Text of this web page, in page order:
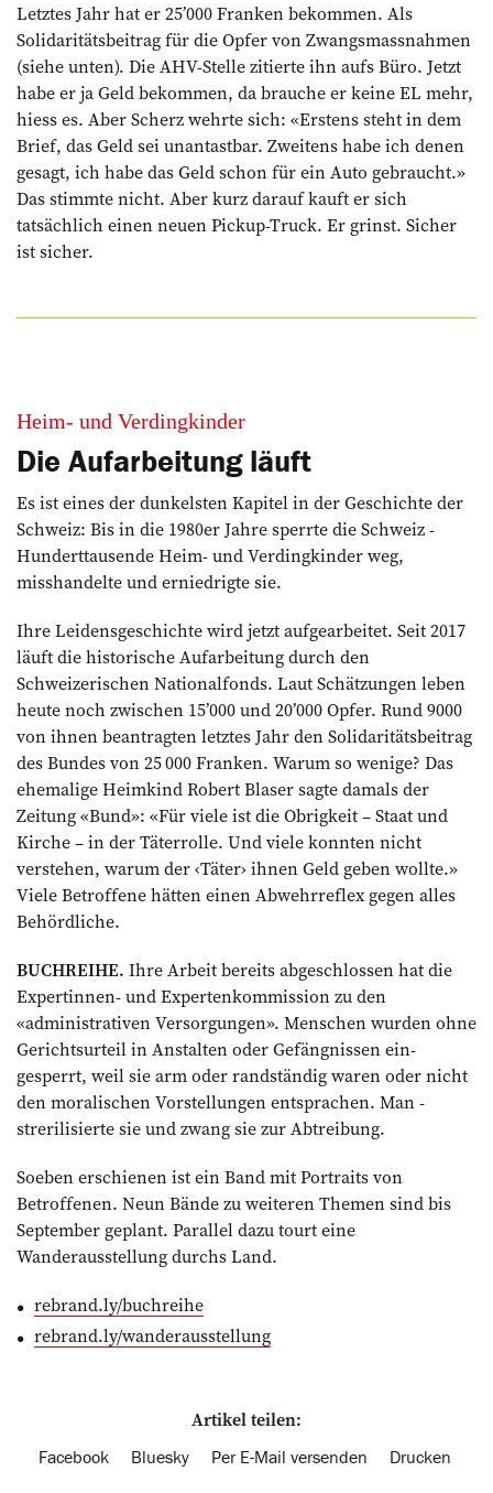
Letztes Jahr hat er 25’000 Franken bekommen. Als
Solidaritätsbeitrag für die Opfer von Zwangsmassnahmen
(siehe unten). Die AHV-Stelle zitierte ihn aufs Büro. Jetzt
habe er ja Geld bekommen, da brauche er keine EL mehr,
hiess es. Aber Scherz wehrte sich: «Erstens steht in dem
Brief, das Geld sei unantastbar. Zweitens habe ich denen
gesagt, ich habe das Geld schon für ein Auto gebraucht.»
Das stimmte nicht. Aber kurz darauf kauft er sich
tatsächlich einen neuen Pickup-Truck. Er grinst. Sicher
ist sicher.
Heim- und Verdingkinder
Die Aufarbeitung läuft
Es ist eines der dunkelsten Kapitel in der Geschichte der
Schweiz: Bis in die 1980er Jahre ­sperrte die Schweiz ­
Hunderttausende Heim- und Verdingkinder weg,
misshandelte und erniedrigte sie.
Ihre Leidens­geschichte wird jetzt aufgearbeitet. Seit 2017
läuft die historische Aufarbeitung durch den
Schweizerischen Nationalfonds. Laut Schätzungen leben
heute noch zwischen 15’000 und 20’000 Opfer. Rund 9000
von ihnen beantragten letztes Jahr den Solidaritätsbeitrag
des Bundes von 25 000 Franken. Warum so wenige? Das
ehemalige Heimkind Robert Blaser sagte damals der
Zeitung «Bund»: «Für viele ist die Obrigkeit – Staat und
Kirche – in der Täterrolle. Und viele konnten nicht
verstehen, warum der ‹Täter› ihnen Geld geben wollte.»
Viele Be­troffene hätten ­einen Abwehr­reflex gegen alles
Behördliche.
BUCHREIHE. Ihre Arbeit bereits abgeschlossen hat die
Expertinnen- und Expertenkommis­sion zu den
«administrativen Versorgungen». Menschen wurden ohne
Gerichtsurteil in ­Anstalten oder ­Gefängnissen ein­
gesperrt, weil sie arm oder randständig waren oder nicht
den moralischen Vorstellungen entsprachen. Man ­
strerilisierte sie und zwang sie zur Abtreibung.
Soeben erschienen ist ein Band mit ­Portraits von
Betroffenen. Neun Bände zu weiteren Themen sind bis
September geplant. Parallel dazu tourt eine
Wanderausstellung durchs Land.
rebrand.ly/buchreihe
rebrand.ly/wanderausstellung
Artikel teilen:
Facebook Bluesky Per E-Mail versenden Drucken